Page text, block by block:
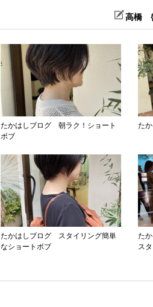
高橋
たかはしブログ 朝ラク！ショート
ボブ
た
たかはしブログ スタイリング簡単
なショートボブ
た
ス